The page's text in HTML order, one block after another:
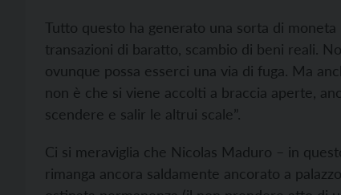
Tutto questo ha generato una sorta di
transazioni di baratto, scambio di beni reali.
ovunque possa esserci una via di fuga. Ma
non è che si viene accolti a braccia aperte,
scendere e salir le altrui scale”.
Ci si meraviglia che Nicolas Maduro – in
rimanga ancora saldamente ancorato a